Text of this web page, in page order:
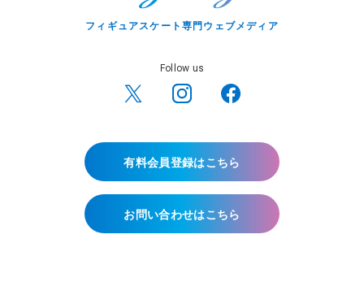
フィギュアスケート専門ウェブメディア
Follow us
有料会員登録はこちら
お問い合わせはこちら